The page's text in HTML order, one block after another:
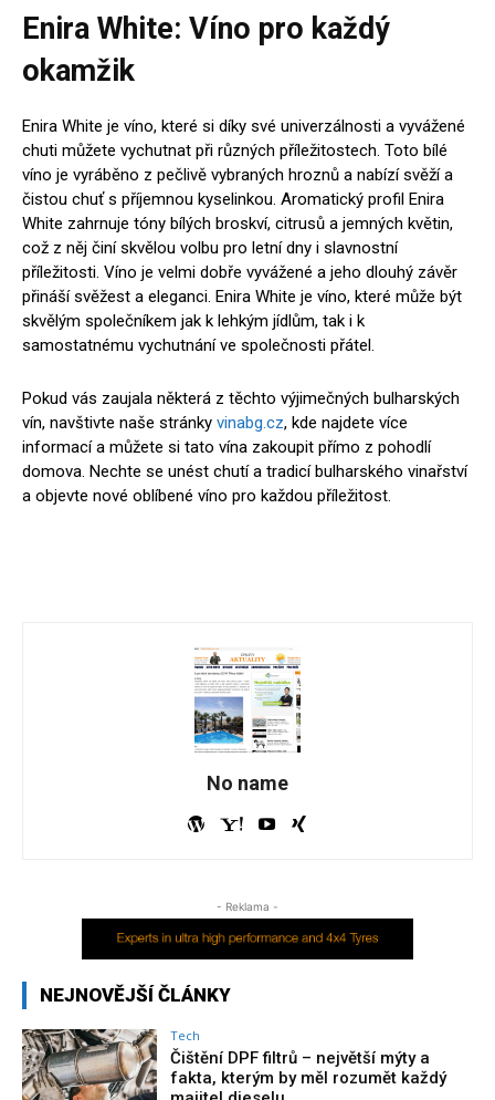
Enira White: Víno pro každý
okamžik
Enira White je víno, které si díky své univerzálnosti a vyvážené
chuti můžete vychutnat při různých příležitostech. Toto bílé
víno je vyráběno z pečlivě vybraných hroznů a nabízí svěží a
čistou chuť s příjemnou kyselinkou. Aromatický profil Enira
White zahrnuje tóny bílých broskví, citrusů a jemných květin,
což z něj činí skvělou volbu pro letní dny i slavnostní
příležitosti. Víno je velmi dobře vyvážené a jeho dlouhý závěr
přináší svěžest a eleganci. Enira White je víno, které může být
skvělým společníkem jak k lehkým jídlům, tak i k
samostatnému vychutnání ve společnosti přátel.
Pokud vás zaujala některá z těchto výjimečných bulharských
vín, navštivte naše stránky vinabg.cz, kde najdete více
informací a můžete si tato vína zakoupit přímo z pohodlí
domova. Nechte se unést chutí a tradicí bulharského vinařství
a objevte nové oblíbené víno pro každou příležitost.
No name
- Reklama -
NEJNOVĚJŠÍ ČLÁNKY
Tech
Čištění DPF filtrů – největší mýty a
fakta, kterým by měl rozumět každý